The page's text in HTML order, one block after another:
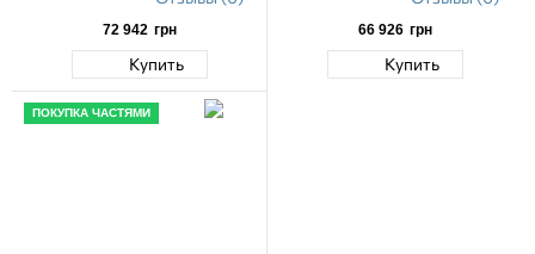
72 942 грн
Купить
66 926 грн
Купить
ПОКУПКА ЧАСТЯМИ